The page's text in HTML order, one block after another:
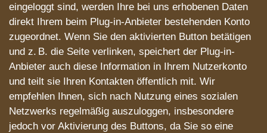
eingeloggt sind, werden Ihre bei uns erhobenen Daten
direkt Ihrem beim Plug-in-Anbieter bestehenden Konto
zugeordnet. Wenn Sie den aktivierten Button betätigen
und z. B. die Seite verlinken, speichert der Plug-in-
Anbieter auch diese Information in Ihrem Nutzerkonto
und teilt sie Ihren Kontakten öffentlich mit. Wir
empfehlen Ihnen, sich nach Nutzung eines sozialen
Netzwerks regelmäßig auszuloggen, insbesondere
jedoch vor Aktivierung des Buttons, da Sie so eine